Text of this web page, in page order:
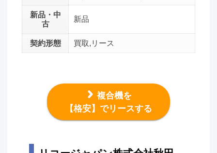
新品・中
古
新品
契約形態 買取,リース
複合機を
【格安】でリースする